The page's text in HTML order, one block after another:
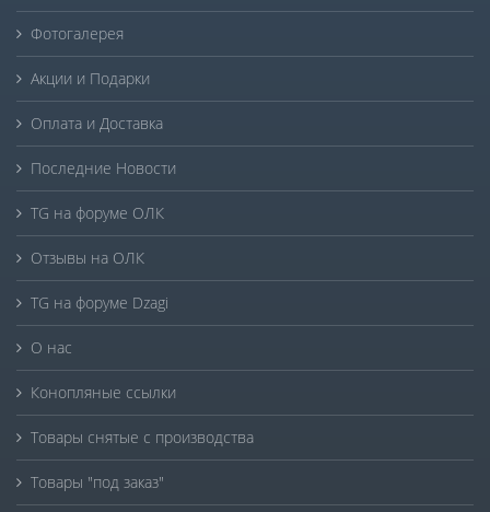
Фотогалерея
Акции и Подарки
Оплата и Доставка
Последние Новости
TG на форуме ОЛК
Отзывы на ОЛК
TG на форуме Dzagi
О нас
Конопляные ссылки
Товары снятые с производства
Товары "под заказ"